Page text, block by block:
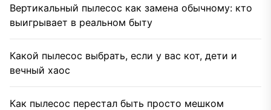
Вертикальный пылесос как замена обычному: кто
выигрывает в реальном быту
Какой пылесос выбрать, если у вас кот, дети и
вечный хаос
Как пылесос перестал быть просто мешком